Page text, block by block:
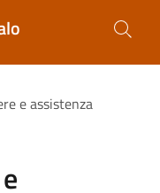
e assistenza